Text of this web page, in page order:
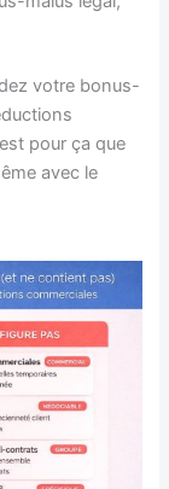
votre bonus-
pour ça que
avec le